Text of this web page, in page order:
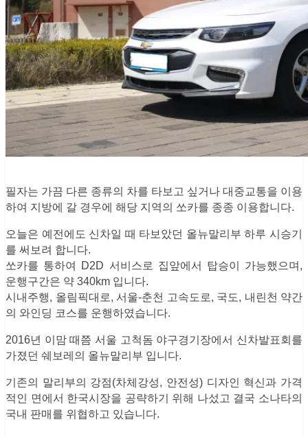
필자는 가끔 다른 종류의 차를 타보고 싶거나 대중교통을 이용
하여 지방에 갈 경우에 해당 지역의 쏘카를 종종 이용합니다.
오늘은 예전에도 신차일 때 타보았던 올뉴말리부 하루 시승기
를 써보려 합니다.
쏘카를 통하여 D2D 서비스로 집앞에서 탑승이 가능했으며,
운행구간은 약 340km 입니다.
시내주행, 올림픽대로, 서울-춘천 고속도로, 국도, 내린천 약간
의 와인딩 코스를 운행하였습니다.
2016년 이맘 때쯤 서울 고척돔 야구경기장에서 신차발표회를
가졌던 쉐보레의 올뉴말리부 입니다.
기존의 말리부의 강점(차체강성, 안전성) 디자인 혁신과 가격
적인 면에서 한국시장을 공략하기 위해 나섰고 결국 소나타의
국내 판매를 위협하고 있습니다.